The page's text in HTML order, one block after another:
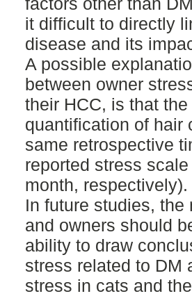
it difficult to directly
disease and its
A possible
between owner
their HCC, is that
quantification of hair
same retrospective
reported stress
month, respectively).
In future studies,
and owners should
ability to draw
stress related to DM
stress in cats and